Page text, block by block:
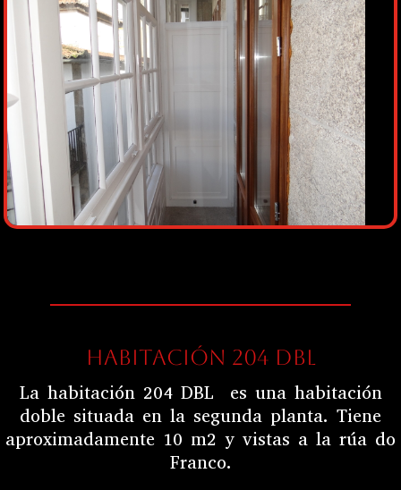
HABITACIÓN 204 DBL
La habitación 204 DBL es una habitación
doble situada en la segunda planta. Tiene
aproximadamente 10 m2 y vistas a la rúa do
Franco.